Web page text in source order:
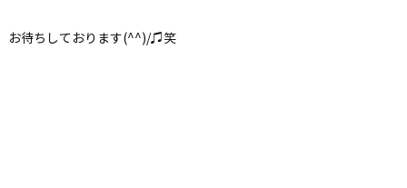
お待ちしております(^^)/♫笑